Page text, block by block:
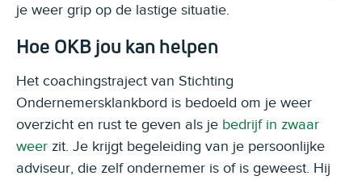
je weer grip op de lastige situatie.
Hoe OKB jou kan helpen
Het coachingstraject van Stichting
Ondernemersklankbord is bedoeld om je weer
overzicht en rust te geven als je bedrijf in zwaar
weer zit. Je krijgt begeleiding van je persoonlijke
adviseur, die zelf ondernemer is of is geweest. Hij